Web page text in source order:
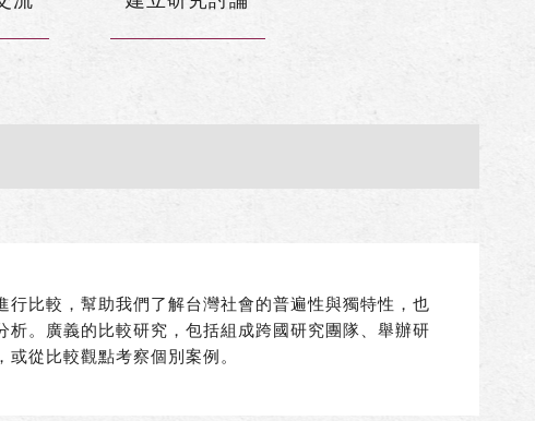
行比較，幫助我們了解台灣社會的普遍性與獨特性，也
析。廣義的比較研究，包括組成跨國研究團隊、舉辦研
從比較觀點考察個別案例。